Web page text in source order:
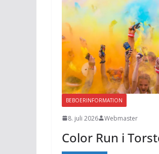
BEBOERINFORMATION
8. juli 2026 Webmaster
Color Run i